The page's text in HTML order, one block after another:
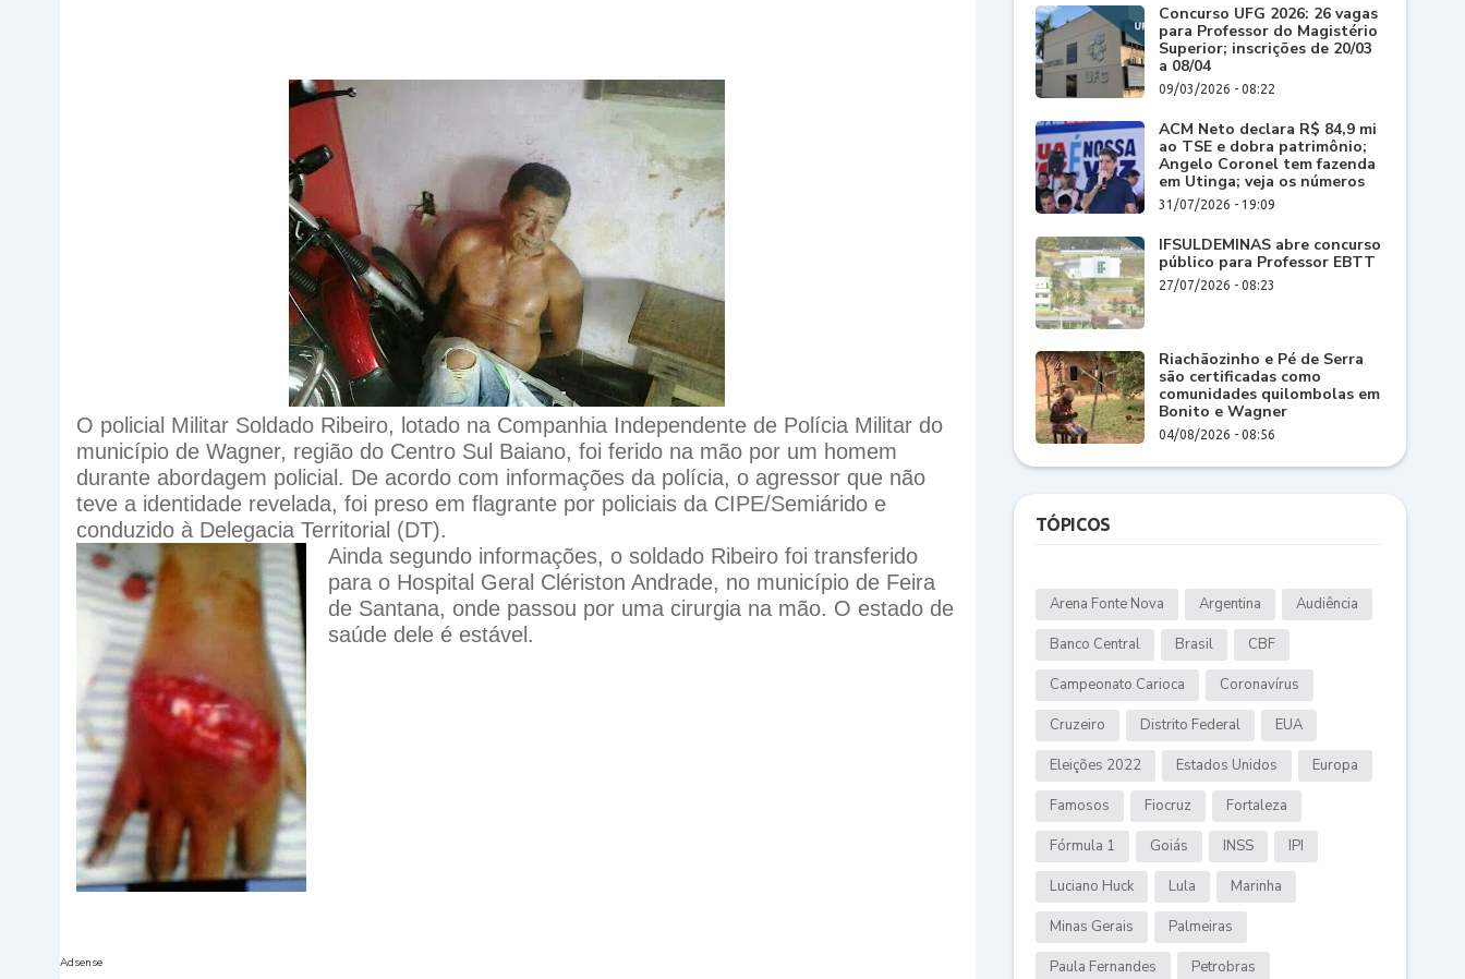
O policial Militar Soldado Ribeiro, lotado na Companhia Independente de Polícia Militar do
município de Wagner, região do Centro Sul Baiano, foi ferido na mão por um homem
durante abordagem policial. De acordo com informações da polícia, o agressor que não
teve a identidade revelada, foi preso em flagrante por policiais da CIPE/Semiárido e
conduzido à Delegacia Territorial (DT).
Ainda segundo informações, o soldado Ribeiro foi transferido
para o Hospital Geral Clériston Andrade, no município de Feira
de Santana, onde passou por uma cirurgia na mão. O estado de
saúde dele é estável.
Adsense
Concurso UFG 2026: 26 vagas
para Professor do Magistério
Superior; inscrições de 20/03
a 08/04
09/03/2026 - 08:22
ACM Neto declara R$ 84,9 mi
ao TSE e dobra patrimônio;
Angelo Coronel tem fazenda
em Utinga; veja os números
31/07/2026 - 19:09
IFSULDEMINAS abre concurso
público para Professor EBTT
27/07/2026 - 08:23
Riachãozinho e Pé de Serra
são certificadas como
comunidades quilombolas em
Bonito e Wagner
04/08/2026 - 08:56
TÓPICOS
Arena Fonte Nova Argentina Audiência
Banco Central Brasil CBF
Campeonato Carioca Coronavírus
Cruzeiro Distrito Federal EUA
Eleições 2022 Estados Unidos Europa
Famosos Fiocruz Fortaleza
Fórmula 1 Goiás INSS IPI
Luciano Huck Lula Marinha
Minas Gerais Palmeiras
Paula Fernandes Petrobras